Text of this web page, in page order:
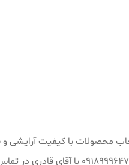
به دلیل تجربه در انتخاب محصولات